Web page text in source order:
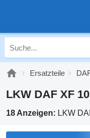
Ersatzteile
LKW DAF XF
18 Anzeigen: LKW